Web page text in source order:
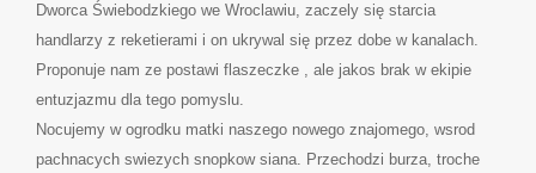
Dworca Świebodzkiego we Wroclawiu, zaczely się starcia
handlarzy z reketierami i on ukrywal się przez dobe w kanalach.
Proponuje nam ze postawi flaszeczke , ale jakos brak w ekipie
entuzjazmu dla tego pomyslu.
Nocujemy w ogrodku matki naszego nowego znajomego, wsrod
pachnacych swiezych snopkow siana. Przechodzi burza, troche